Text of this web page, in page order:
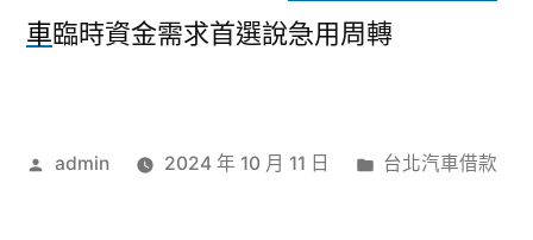
車臨時資金需求首選說急用周轉
作
admin 2024 年 10 月 11 日
分
台北汽車借款